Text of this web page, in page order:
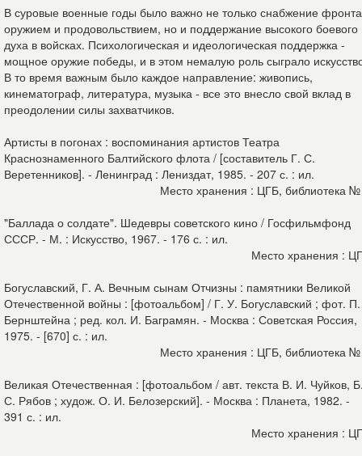
В суровые военные годы было важно не только снабжение фронта
оружием и продовольствием, но и поддержание высокого боевого
духа в войсках. Психологическая и идеологическая поддержка -
мощное оружие победы, и в этом немалую роль сыграло
В то время важным было каждое направление: живопись,
кинематограф, литература, музыка - все это внесло свой вклад в
преодолении силы захватчиков.
Артисты в погонах : воспоминания артистов Театра
Краснознаменного Балтийского флота / [составитель Г. С.
Веретенников]. - Ленинград : Лениздат, 1985. - 207 с. : ил.
Место хранения : ЦГБ, библиотека
"Баллада о солдате". Шедевры советского кино / Госфильмфонд
СССР. - М. : Искусство, 1967. - 176 с. : ил.
Место хранения :
Богуславский, Г. А. Вечным сынам Отчизны : памятники Великой
Отечественной войны : [фотоальбом] / Г. У. Богуславский ; фот. П.
Бернштейна ; ред. кол. И. Баграмян. - Москва : Советская Россия,
1975. - [670] с. : ил.
Место хранения : ЦГБ, библиотека
Великая Отечественная : [фотоальбом / авт. текста В. И. Чуйков,
С. Рябов ; худож. О. И. Белозерский]. - Москва : Планета, 1982. -
391 с. : ил.
Место хранения :